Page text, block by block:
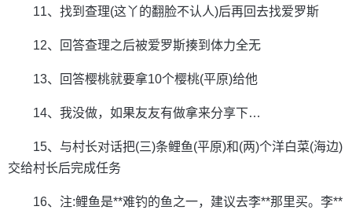
11、找到查理(这丫的翻脸不认人)后再回去找爱罗斯
12、回答查理之后被爱罗斯揍到体力全无
13、回答樱桃就要拿10个樱桃(平原)给他
14、我没做，如果友友有做拿来分享下…
15、与村长对话把(三)条鲤鱼(平原)和(两)个洋白菜(海边)
交给村长后完成任务
16、注:鲤鱼是**难钓的鱼之一，建议去李**那里买。李**